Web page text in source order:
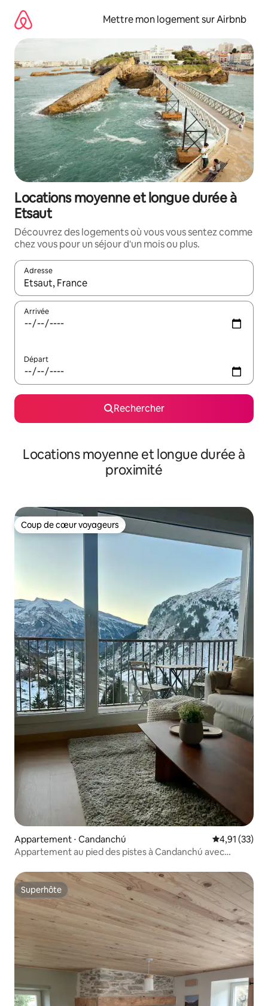
directement
contenu
Mettre mon logement sur Airbnb
Locations moyenne et longue durée à
Etsaut
Découvrez des logements où vous vous sentez comme
chez vous pour un séjour d'un mois ou plus.
Adresse
Lorsque les résultats s'affichent, utilisez les flèches vers le
Arrivée
Départ
Rechercher
Locations moyenne et longue durée à
proximité
Coup de cœur voyageurs
Coup de cœur voyageurs
Appartement ⋅ Candanchú Évaluation
4,91 (33)
Appartement au pied des pistes à Candanchú avec
Superhôte
Superhôte